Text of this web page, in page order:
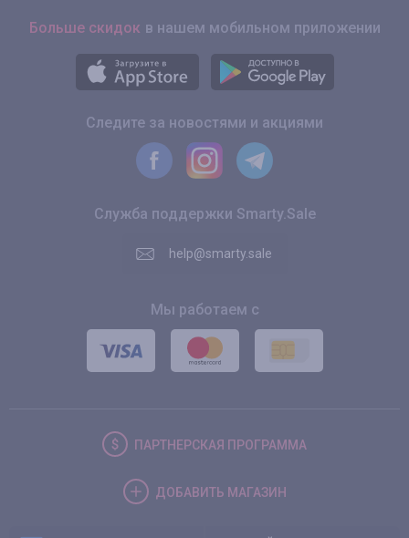
Больше скидок в нашем мобильном приложении
Следите за новостями и акциями
Служба поддержки Smarty.Sale
help@smarty.sale
Мы работаем с
ПАРТНЕРСКАЯ ПРОГРАММА
ДОБАВИТЬ МАГАЗИН